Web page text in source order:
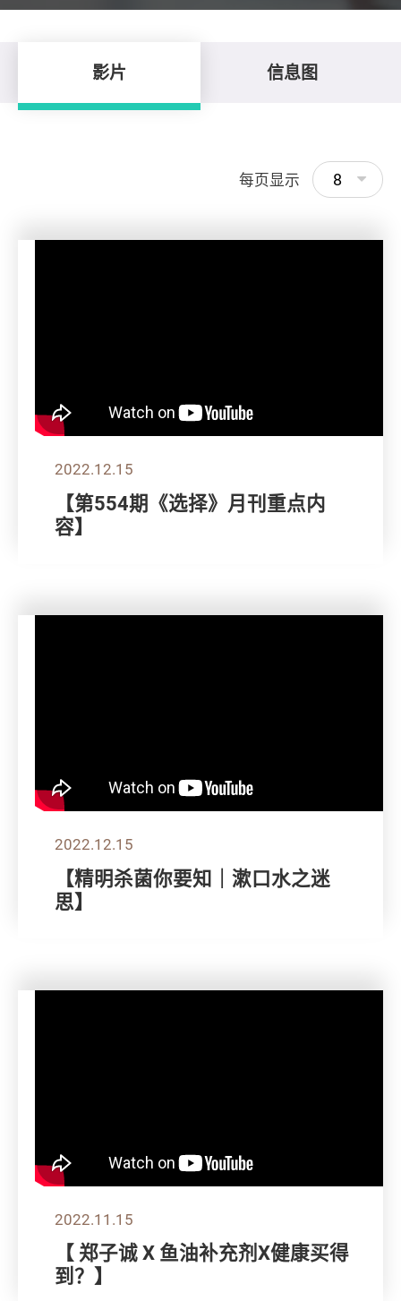
影片 信息图
每页显示 8
2022.12.15
【第554期《选择》月刊重点内
容】
2022.12.15
【精明杀菌你要知｜漱口水之迷
思】
2022.11.15
【 郑子诚 X 鱼油补充剂X健康买得
到？】